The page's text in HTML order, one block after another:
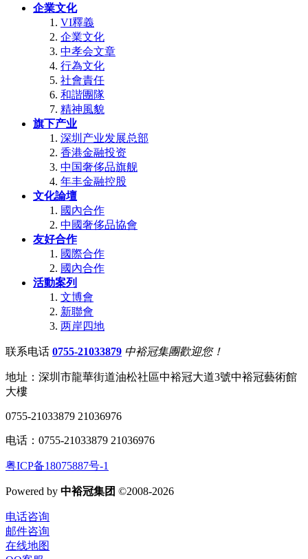
企業文化
VI釋義
企業文化
中孝会文章
行為文化
社會責任
和諧團隊
精神風貌
旗下产业
深圳产业发展总部
香港金融投资
中国奢侈品旗舰
年丰金融控股
文化論壇
國內合作
中國奢侈品協會
友好合作
國際合作
國內合作
活動案列
文博會
新聯會
两岸四地
联系电话 0755-21033879 中裕冠集團歡迎您！
地址：深圳市龍華街道油松社區中裕冠大道3號中裕冠藝術館
大樓
0755-21033879 21036976
电话：0755-21033879 21036976
粤ICP备18075887号-1
Powered by 中裕冠集团 ©2008-2026
电话咨询
邮件咨询
在线地图